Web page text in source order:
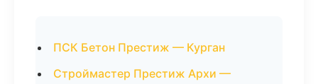
ПСК Бетон Престиж — Курган
Строймастер Престиж Архи —